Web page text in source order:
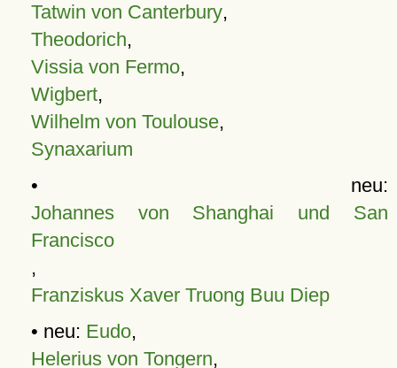
Tatwin von Canterbury,
Theodorich,
Vissia von Fermo,
Wigbert,
Wilhelm von Toulouse,
Synaxarium
• neu:
Johannes von Shanghai und San
Francisco
,
Franziskus Xaver Truong Buu Diep
• neu: Eudo,
Helerius von Tongern,